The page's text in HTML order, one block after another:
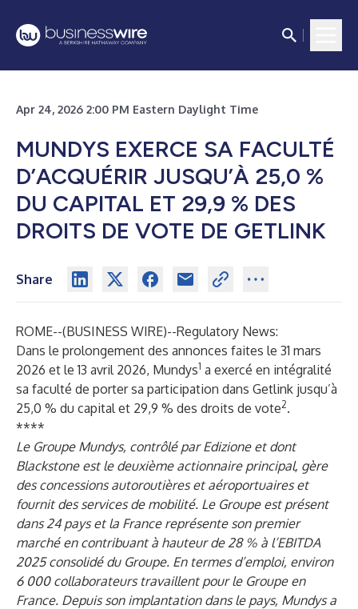
Apr 24, 2026 2:00 PM Eastern Daylight Time
MUNDYS EXERCE SA FACULTÉ
D’ACQUÉRIR JUSQU’À 25,0 %
DU CAPITAL ET 29,9 % DES
DROITS DE VOTE DE GETLINK
Share
ROME--(BUSINESS WIRE)--Regulatory News:
Dans le prolongement des annonces faites le 31 mars
2026 et le 13 avril 2026, Mundys1 a exercé en intégralité
sa faculté de porter sa participation dans Getlink jusqu’à
25,0 % du capital et 29,9 % des droits de vote2.
****
Le Groupe Mundys, contrôlé par Edizione et dont
Blackstone est le deuxième actionnaire principal, gère
des concessions autoroutières et aéroportuaires et
fournit des services de mobilité. Le Groupe est présent
dans 24 pays et la France représente son premier
marché en contribuant à hauteur de 28 % à l’EBITDA
2025 consolidé du Groupe. En termes d’emploi, environ
6 000 collaborateurs travaillent pour le Groupe en
France. Depuis son implantation dans le pays, Mundys a